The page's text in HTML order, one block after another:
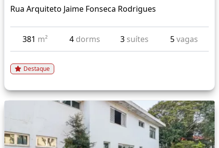
Rua Arquiteto Jaime Fonseca Rodrigues
381 m² 4 dorms 3 suítes 5vagas
Destaque